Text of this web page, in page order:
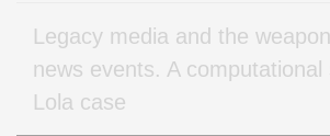
Legacy media and the weaponization of
news events. A
Lola case